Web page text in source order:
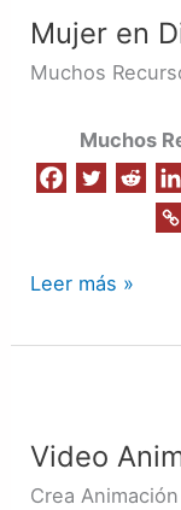
Mujer en
Muchos
Muchos
Digital
|
Evento
Leer más »
Video
Crea
|
Programa